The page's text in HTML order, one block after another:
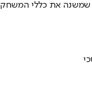
שמשנה את כללי המשחק